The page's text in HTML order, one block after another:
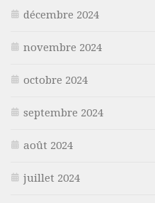
décembre 2024
novembre 2024
octobre 2024
septembre 2024
août 2024
juillet 2024